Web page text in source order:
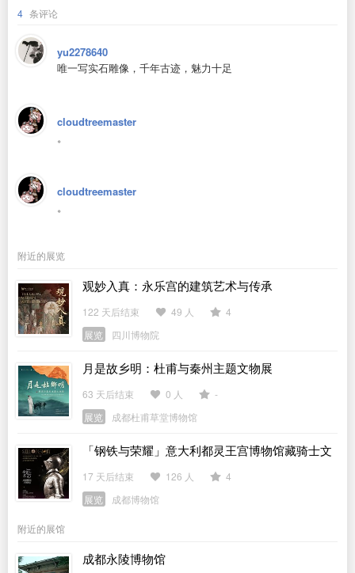
4 条评论
yu2278640
唯一写实石雕像，千年古迹，魅力十足
cloudtreemaster
。
cloudtreemaster
。
附近的展览
观妙入真：永乐宫的建筑艺术与传承
122 天后结束 49 人
4
展览
四川博物院
月是故乡明：杜甫与秦州主题文物展
63 天后结束 0 人
-
展览
成都杜甫草堂博物馆
「钢铁与荣耀」意大利都灵王宫博物馆藏骑士文
物展
17 天后结束 126 人
4
展览
成都博物馆
附近的展馆
成都永陵博物馆